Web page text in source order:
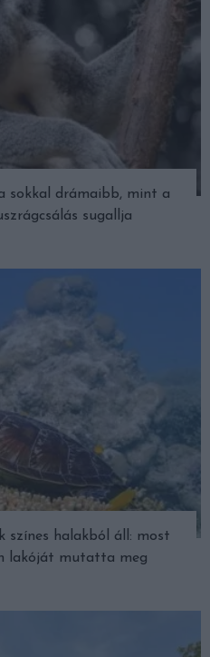
sokkal drámaibb, mint a
sugallja
színes halakból áll: most
lakóját mutatta meg